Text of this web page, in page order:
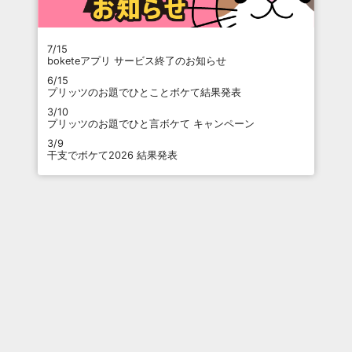
7/15
boketeアプリ サービス終了のお知らせ
6/15
プリッツのお題でひとことボケて結果発表
3/10
プリッツのお題でひと言ボケて キャンペーン
3/9
干支でボケて2026 結果発表